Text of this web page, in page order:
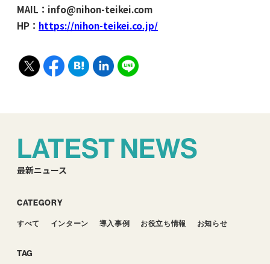
MAIL：info@nihon-teikei.com
HP： https://nihon-teikei.co.jp/
LATEST NEWS
最新ニュース
CATEGORY
すべて インターン 導入事例 お役立ち情報 お知らせ
TAG